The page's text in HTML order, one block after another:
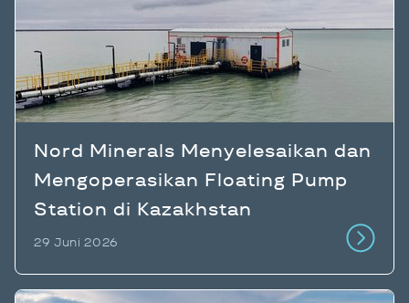
Nord Minerals Menyelesaikan dan
Mengoperasikan Floating Pump
Station di Kazakhstan
29 Juni 2026